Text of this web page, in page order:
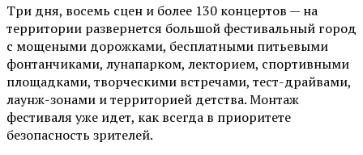
Три дня, восемь сцен и более 130 концертов — на
территории развернется большой фестивальный город
с мощеными дорожками, бесплатными питьевыми
фонтанчиками, лунапарком, лекторием, спортивными
площадками, творческими встречами, тест-драйвами,
лаунж-зонами и территорией детства. Монтаж
фестиваля уже идет, как всегда в приоритете
безопасность зрителей.